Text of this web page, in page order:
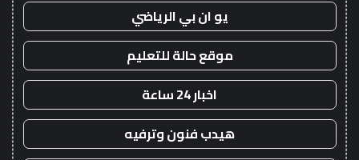
يو ان بي الرياضي
موقع حالة للتعليم
اخبار 24 ساعة
هيدب فنون وترفيه